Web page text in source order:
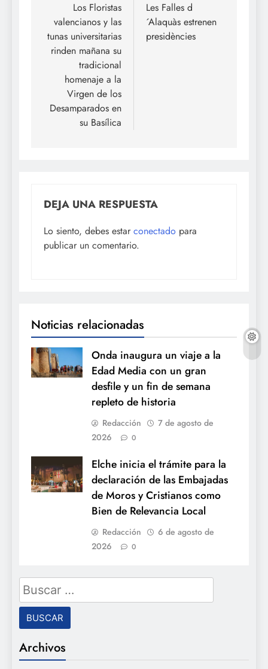
entradas
Los Floristas
valencianos y las
tunas universitarias
rinden mañana su
tradicional
homenaje a la
Virgen de los
Desamparados en
su Basílica
Les Falles d
´Alaquàs estrenen
presidències
DEJA UNA RESPUESTA
Lo siento, debes estar conectado para
publicar un comentario.
Noticias relacionadas
Onda inaugura un viaje a la
Edad Media con un gran
desfile y un fin de semana
repleto de historia
Redacción
7 de agosto de
2026
0
Elche inicia el trámite para la
declaración de las Embajadas
de Moros y Cristianos como
Bien de Relevancia Local
Redacción
6 de agosto de
2026
0
Buscar:
Archivos